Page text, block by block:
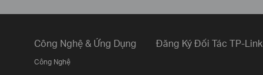
Công Nghệ & Ứng Dụng
Công Nghệ
Đăng Ký Đối Tác TP-Link